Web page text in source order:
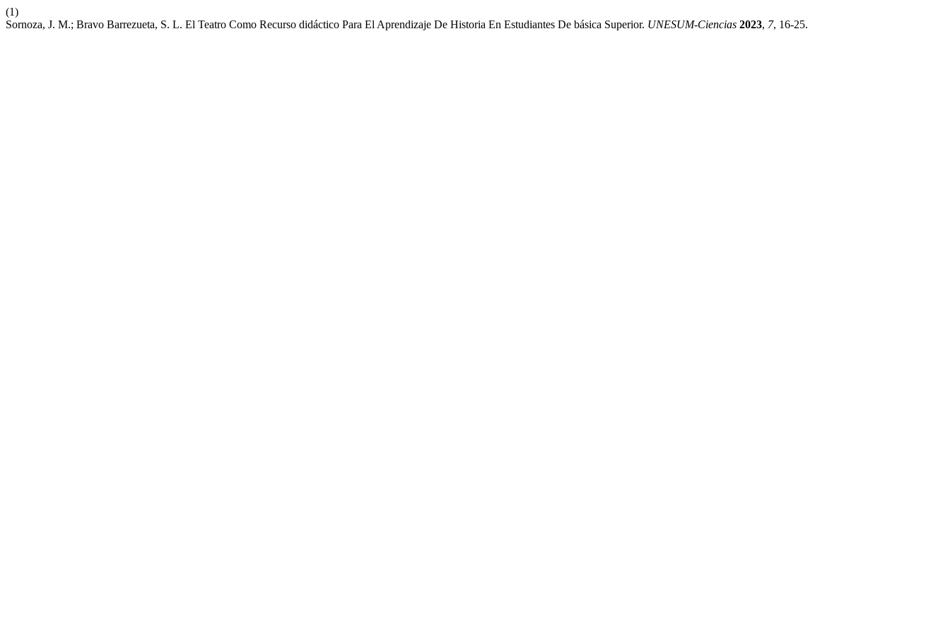
(1)
Sornoza, J. M.; Bravo Barrezueta, S. L. El Teatro Como Recurso didáctico Para El Aprendizaje De Historia En Estudiantes De básica Superior. UNESUM-Ciencias 2023, 7, 16-25.